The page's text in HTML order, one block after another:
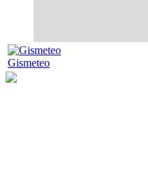
Gismeteo